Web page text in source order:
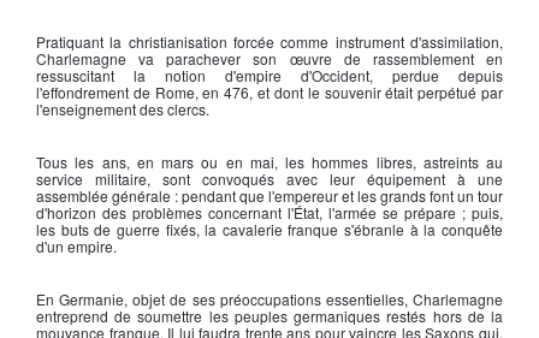
Pratiquant la christianisation forcée comme instrument d'assimilation,
Charlemagne va parachever son œuvre de rassemblement en
ressuscitant la notion d'empire d'Occident, perdue depuis
l'effondrement de Rome, en 476, et dont le souvenir était perpétué par
l'enseignement des clercs.
Tous les ans, en mars ou en mai, les hommes libres, astreints au
service militaire, sont convoqués avec leur équipement à une
assemblée générale : pendant que l'empereur et les grands font un tour
d'horizon des problèmes concernant l'État, l'armée se prépare ; puis,
les buts de guerre fixés, la cavalerie franque s'ébranle à la conquête
d'un empire.
En Germanie, objet de ses préoccupations essentielles, Charlemagne
entreprend de soumettre les peuples germaniques restés hors de la
mouvance franque. Il lui faudra trente ans pour vaincre les Saxons qui,